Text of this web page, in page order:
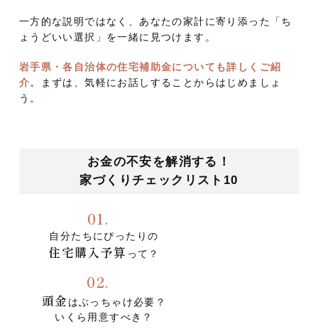
一方的な説明ではなく、あなたの家計に寄り添った
「ち
ょうどいい選択」を一緒に見つけます。
岩手県・各自治体の住宅補助金についても詳しくご紹
介。
まずは、気軽にお話しすることからはじめましょ
う。
お金の不安を解消する！
家づくりチェックリスト10
01.
自分たちにぴったりの
住宅購入予算 って？
02.
頭金 はぶっちゃけ必要？
いくら用意すべき？